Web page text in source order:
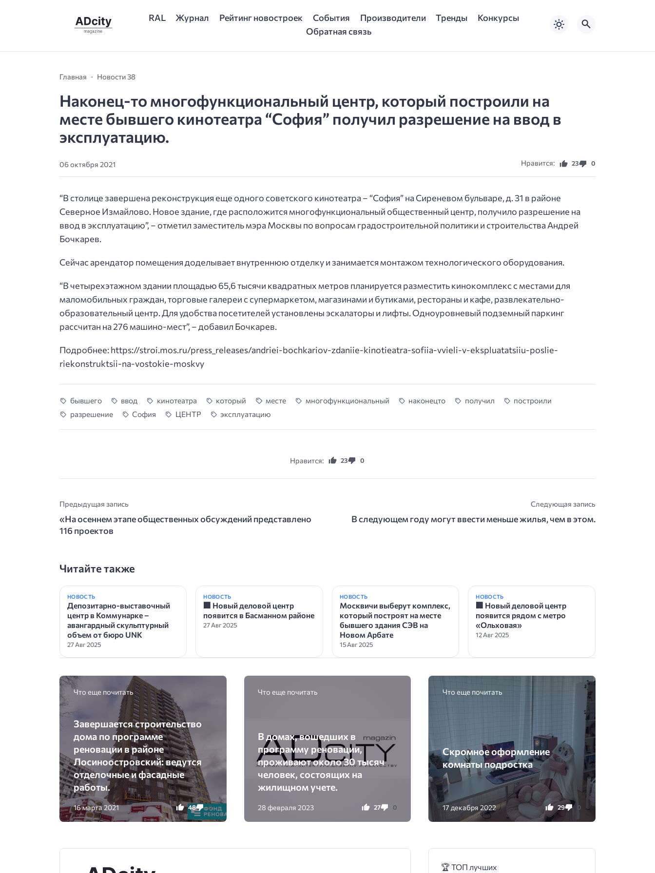
RAL Журнал Рейтинг новостроек События Производители Тренды
Конкурсы
Обратная связь
Главная Новости 38
Наконец-то многофункциональный центр, который построили на
месте бывшего кинотеатра “София” получил разрешение на ввод в
эксплуатацию.
06 октября 2021 Нравится: 23 0
“В столице завершена реконструкция еще одного советского кинотеатра – “София” на Сиреневом бульваре, д. 31 в районе
Северное Измайлово. Новое здание, где расположится многофункциональный общественный центр, получило разрешение на
ввод в эксплуатацию”, – отметил заместитель мэра Москвы по вопросам градостроительной политики и строительства Андрей
Бочкарев.
Сейчас арендатор помещения доделывает внутреннюю отделку и занимается монтажом технологического оборудования.
“В четырехэтажном здании площадью 65,6 тысячи квадратных метров планируется разместить кинокомплекс с местами для
маломобильных граждан, торговые галереи с супермаркетом, магазинами и бутиками, рестораны и кафе, развлекательно-
образовательный центр. Для удобства посетителей установлены эскалаторы и лифты. Одноуровневый подземный паркинг
рассчитан на 276 машино-мест”, – добавил Бочкарев.
Подробнее: https://stroi.mos.ru/press_releases/andriei-bochkariov-zdaniie-kinotieatra-sofiia-vvieli-v-ekspluatatsiiu-poslie-
riekonstruktsii-na-vostokie-moskvy
бывшего ввод кинотеатра который месте многофункциональный наконецто получил
построили
разрешение
София ЦЕНТР эксплуатацию
Нравится: 23 0
Предыдущая запись
«На осеннем этапе общественных обсуждений представлено
116 проектов
Следующая запись
В следующем году могут ввести меньше жилья, чем в этом.
Читайте также
НОВОСТЬ
Депозитарно-выставочный
центр в Коммунарке –
авангардный скульптурный
объем от бюро UNK
27 Авг 2025
НОВОСТЬ
🏢 Новый деловой центр
появится в Басманном районе
27 Авг 2025
НОВОСТЬ
Москвичи выберут комплекс,
который построят на месте
бывшего здания СЭВ на
Новом Арбате
15 Авг 2025
НОВОСТЬ
🏢 Новый деловой центр
появится рядом с метро
«Ольховая»
12 Авг 2025
Что еще почитать
Завершается строительство
дома по программе
реновации в районе
Лосиноостровский: ведутся
отделочные и фасадные
работы.
16 марта 2021 48 0
Что еще почитать
В домах, вошедших в
программу реновации,
проживают около 30 тысяч
человек, состоящих на
жилищном учете.
28 февраля 2023 27 0
Что еще почитать
Скромное оформление
комнаты подростка
17 декабря 2022 29 0
🏆 ТОП лучших